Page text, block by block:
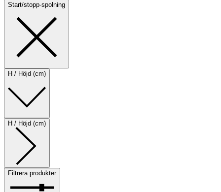
Start/stopp-spolning
H / Höjd (cm)
H / Höjd (cm)
Filtrera produkter